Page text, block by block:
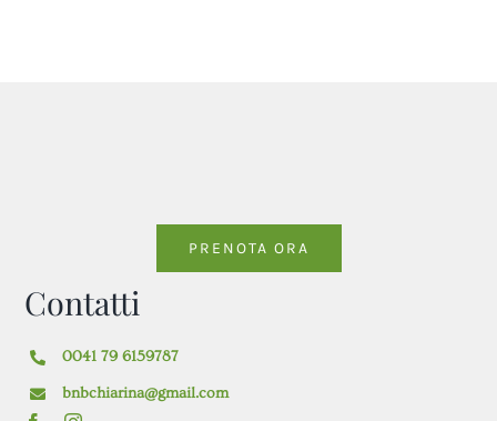
PRENOTA ORA
Contatti
0041 79 6159787
bnbchiarina@gmail.com